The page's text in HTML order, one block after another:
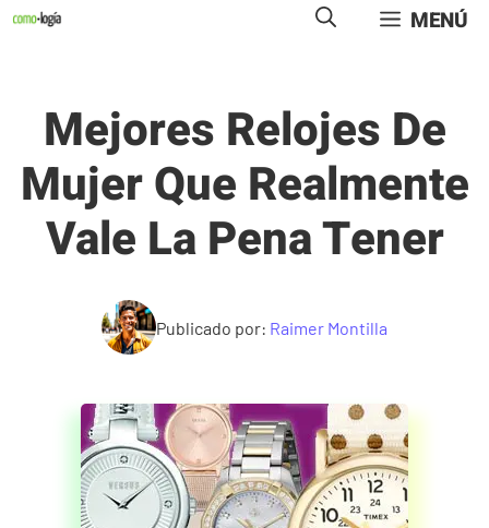
Saltar
MENÚ
Mejores Relojes De
Mujer Que Realmente
Vale La Pena Tener
Publicado por: Raimer Montilla